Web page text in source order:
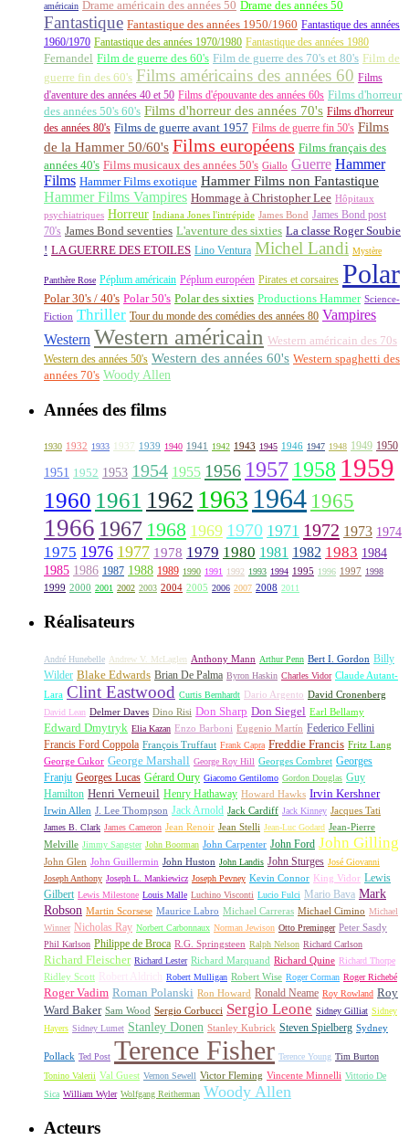
américain Drame américain des années 50 Drame des années 50
Fantastique Fantastique des années 1950/1960 Fantastique des années
1960/1970 Fantastique des années 1970/1980 Fantastique des années 1980
Fernandel Film de guerre des 60's Film de guerre des 70's et 80's Film de
guerre fin des 60's Films américains des années 60 Films
d'aventure des années 40 et 50 Films d'épouvante des années 60s Films d'horreur
des années 50's 60's Films d'horreur des années 70's Films d'horreur
des années 80's Films de guerre avant 1957 Films de guerre fin 50's Films
de la Hammer 50/60's Films européens Films français des
années 40's Films musicaux des années 50's Giallo Guerre Hammer
Films Hammer Films exotique Hammer Films non Fantastique
Hammer Films Vampires Hommage à Christopher Lee Hôpitaux
psychiatriques Horreur Indiana Jones l'intrépide James Bond James Bond post
70's James Bond seventies L'aventure des sixties La classe Roger Soubie
! LA GUERRE DES ETOILES Lino Ventura Michel Landi Mystère
Panthère Rose Péplum américain Péplum européen Pirates et corsaires Polar
Polar 30's / 40's Polar 50's Polar des sixties Productions Hammer Science-
Fiction Thriller Tour du monde des comédies des années 80 Vampires
Western Western américain Western américain des 70s
Western des années 50's Western des années 60's Western spaghetti des
années 70's Woody Allen
Années des films
1930 1932 1933 1937 1939 1940 1941 1942 1943 1945 1946 1947 1948 1949 1950
1951 1952 1953 1954 1955 1956 1957 1958 1959
1960 1961 1962 1963 1964 1965
1966 1967 1968 1969 1970 1971 1972 1973 1974
1975 1976 1977 1978 1979 1980 1981 1982 1983 1984
1985 1986 1987 1988 1989 1990 1991 1992 1993 1994 1995 1996 1997 1998
1999 2000 2001 2002 2003 2004 2005 2006 2007 2008 2011
Réalisateurs
André Hunebelle Andrew V. McLaglen Anthony Mann Arthur Penn Bert I. Gordon Billy
Wilder Blake Edwards Brian De Palma Byron Haskin Charles Vidor Claude Autant-
Lara Clint Eastwood Curtis Bernhardt Dario Argento David Cronenberg
David Lean Delmer Daves Dino Risi Don Sharp Don Siegel Earl Bellamy
Edward Dmytryk Elia Kazan Enzo Barboni Eugenio Martín Federico Fellini
Francis Ford Coppola François Truffaut Frank Capra Freddie Francis Fritz Lang
George Cukor George Marshall George Roy Hill Georges Combret Georges
Franju Georges Lucas Gérard Oury Giacomo Gentilomo Gordon Douglas Guy
Hamilton Henri Verneuil Henry Hathaway Howard Hawks Irvin Kershner
Irwin Allen J. Lee Thompson Jack Arnold Jack Cardiff Jack Kinney Jacques Tati
James B. Clark James Cameron Jean Renoir Jean Stelli Jean-Luc Godard Jean-Pierre
Melville Jimmy Sangster John Boorman John Carpenter John Ford John Gilling
John Glen John Guillermin John Huston John Landis John Sturges José Giovanni
Joseph Anthony Joseph L. Mankiewicz Joseph Pevney Kevin Connor King Vidor Lewis
Gilbert Lewis Milestone Louis Malle Luchino Visconti Lucio Fulci Mario Bava Mark
Robson Martin Scorsese Maurice Labro Michael Carreras Michael Cimino Michael
Winner Nicholas Ray Norbert Carbonnaux Norman Jewison Otto Preminger Peter Sasdy
Phil Karlson Philippe de Broca R.G. Springsteen Ralph Nelson Richard Carlson
Richard Fleischer Richard Lester Richard Marquand Richard Quine Richard Thorpe
Ridley Scott Robert Aldrich Robert Mulligan Robert Wise Roger Corman Roger Richebé
Roger Vadim Roman Polanski Ron Howard Ronald Neame Roy Rowland Roy
Ward Baker Sam Wood Sergio Corbucci Sergio Leone Sidney Gilliat Sidney
Hayers Sidney Lumet Stanley Donen Stanley Kubrick Steven Spielberg Sydney
Pollack Ted Post Terence Fisher Terence Young Tim Burton
Tonino Valerii Val Guest Vernon Sewell Victor Fleming Vincente Minnelli Vittorio De
Sica William Wyler Wolfgang Reitherman Woody Allen
Acteurs